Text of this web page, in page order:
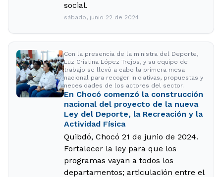
social.
sábado, junio 22 de 2024
Con la presencia de la ministra del Deporte,
Luz Cristina López Trejos, y su equipo de
trabajo se llevó a cabo la primera mesa
nacional para recoger iniciativas, propuestas y
necesidades de los actores del sector.
En Chocó comenzó la construcción
nacional del proyecto de la nueva
Ley del Deporte, la Recreación y la
Actividad Física
Quibdó, Chocó 21 de junio de 2024.
Fortalecer la ley para que los
programas vayan a todos los
departamentos; articulación entre el